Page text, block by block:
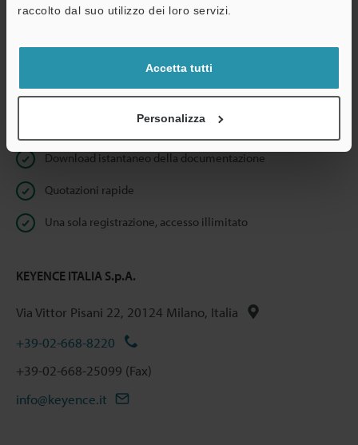
raccolto dal suo utilizzo dei loro servizi.
Accetta tutti
Personalizza
mai condivise.
Dichiarazione sulla privacy
Download istantaneo della documentazione
Quotazioni rapide
Una sola registrazione, accesso illimitato
KEYENCE ITALIA S.p.A.
Via Vittor Pisani 22, 20124 Milano, Italia
+39-02-668-8220
+39-02-668-25099 (Fax)
info@keyence.it